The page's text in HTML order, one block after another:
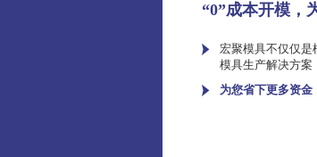
“0”成本开模，
宏聚模具不仅仅是
模具生产解决方案
为您省下更多资金